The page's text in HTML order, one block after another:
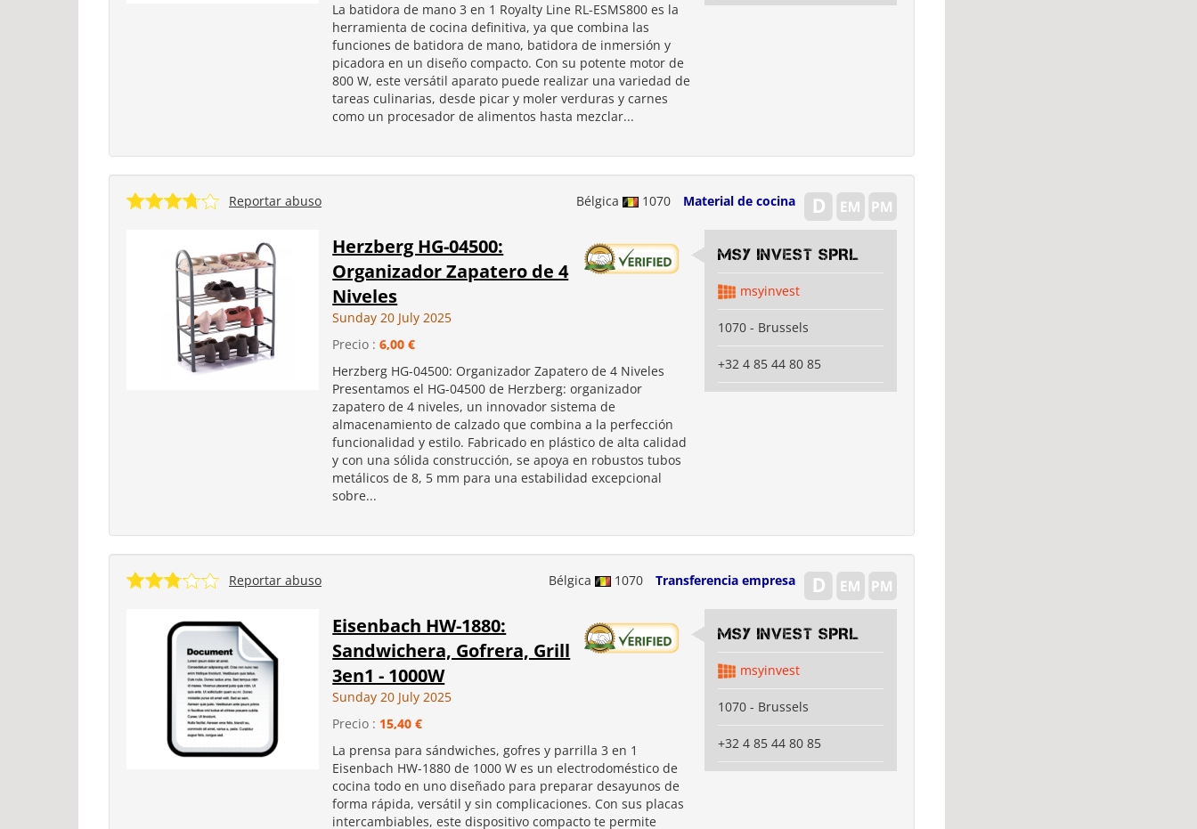
La batidora de mano 3 en 1 Royalty Line RL-ESMS800 es la
herramienta de cocina definitiva, ya que combina las
funciones de batidora de mano, batidora de inmersión y
picadora en un diseño compacto. Con su potente motor de
800 W, este versátil aparato puede realizar una variedad de
tareas culinarias, desde picar y moler verduras y carnes
como un procesador de alimentos hasta mezclar...
Bélgica 1070 Material de cocina
Reportar abuso
Herzberg HG-04500:
Organizador Zapatero de 4
Niveles
Sunday 20 July 2025
Precio :6,00 €
Herzberg HG-04500: Organizador Zapatero de 4 Niveles
Presentamos el HG-04500 de Herzberg: organizador
zapatero de 4 niveles, un innovador sistema de
almacenamiento de calzado que combina a la perfección
funcionalidad y estilo. Fabricado en plástico de alta calidad
y con una sólida construcción, se apoya en robustos tubos
metálicos de 8, 5 mm para una estabilidad excepcional
sobre...
MSY INVEST SPRL
msyinvest
1070 - Brussels
+32 4 85 44 80 85
Bélgica 1070 Transferencia empresa
Reportar abuso
Eisenbach HW-1880:
Sandwichera, Gofrera, Grill
3en1 - 1000W
Sunday 20 July 2025
Precio : 15,40 €
La prensa para sándwiches, gofres y parrilla 3 en 1
Eisenbach HW-1880 de 1000 W es un electrodoméstico de
cocina todo en uno diseñado para preparar desayunos de
forma rápida, versátil y sin complicaciones. Con sus placas
intercambiables, este dispositivo compacto te permite
MSY INVEST SPRL
msyinvest
1070 - Brussels
+32 4 85 44 80 85